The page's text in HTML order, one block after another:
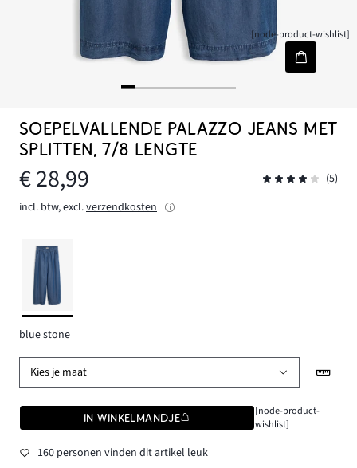
[node-product-wishlist]
SOEPELVALLENDE PALAZZO JEANS MET
SPLITTEN, 7/8 LENGTE
€ 28,99
(5)
incl. btw, excl.verzendkosten
blue stone
Kies je maat
IN WINKELMANDJE
[node-product-
wishlist]
160 personen vinden dit artikel leuk